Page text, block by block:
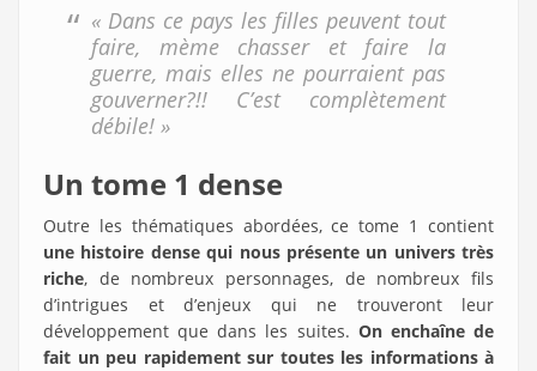
« Dans ce pays les filles peuvent tout
faire, mème chasser et faire la
guerre, mais elles ne pourraient pas
gouverner?!! C’est complètement
débile! »
Un tome 1 dense
Outre les thématiques abordées, ce tome 1 contient
une histoire dense qui nous présente un univers très
riche, de nombreux personnages, de nombreux fils
d’intrigues et d’enjeux qui ne trouveront leur
développement que dans les suites. On enchaîne de
fait un peu rapidement sur toutes les informations à